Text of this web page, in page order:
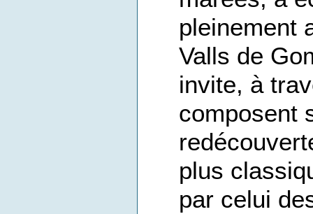
pleinement
Valls de
invite, à
composent
plus
par celui